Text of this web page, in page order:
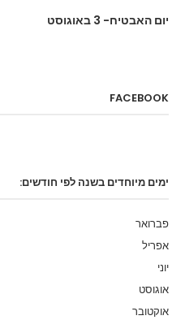
יום האבטיח- 3 באוגוסט
FACEBOOK
ימים מיוחדים בשנה לפי חודשים:
פברואר
אפריל
יוני
אוגוסט
אוקטובר